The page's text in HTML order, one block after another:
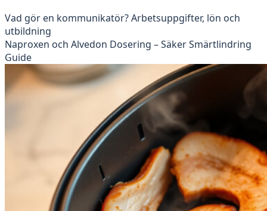
Vad gör en kommunikatör? Arbetsuppgifter, lön och
utbildning
Naproxen och Alvedon Dosering – Säker Smärtlindring
Guide